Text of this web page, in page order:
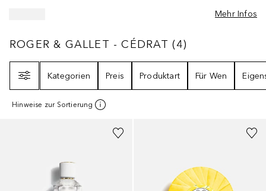
Mehr Infos
ROGER & GALLET - CÉDRAT4
ROGER & GALLET - CÉDRAT (4)
Kategorien
Preis Produktart Für Wen
Hinweise zur Sortierung
Größe